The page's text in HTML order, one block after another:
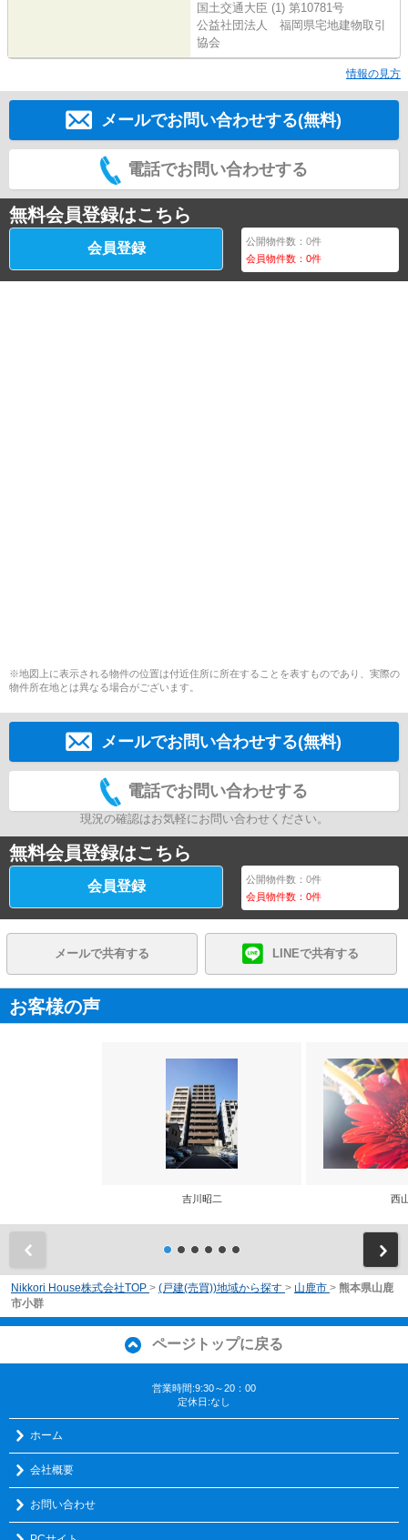
国土交通大臣 (1) 第10781号
公益社団法人 福岡県宅地建物取引
協会
情報の見方
メールでお問い合わせする(無料)
電話でお問い合わせする
無料会員登録はこちら
会員登録 公開物件数：0件
会員物件数：0件
※地図上に表示される物件の位置は付近住所に所在することを表すものであり、実際の
物件所在地とは異なる場合がございます。
メールでお問い合わせする(無料)
電話でお問い合わせする
現況の確認はお気軽にお問い合わせください。
無料会員登録はこちら
会員登録 公開物件数：0件
会員物件数：0件
メールで共有する LINEで共有する
お客様の声
吉川昭二 西
Nikkori House株式会社TOP > (戸建(売買))地域から探す > 山鹿市 > 熊本県山鹿
市小群
ページトップに戻る
営業時間:9:30～20：00
定休日:なし
ホーム
会社概要
お問い合わせ